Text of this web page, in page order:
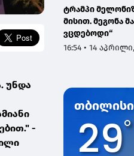
უნდა
-
ტრამპი
მისით. მეგონა
ვცდებოდი“
16:54 • 14